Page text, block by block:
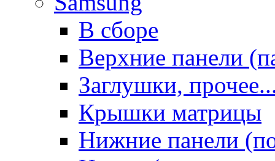
В сборе
Верхние панели
Заглушки,
Крышки матрицы
Нижние панели